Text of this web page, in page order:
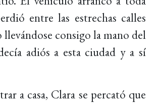
entre las estrechas calles
consigo la mano del
adiós a esta ciudad y a sí
a casa, Clara se percató que